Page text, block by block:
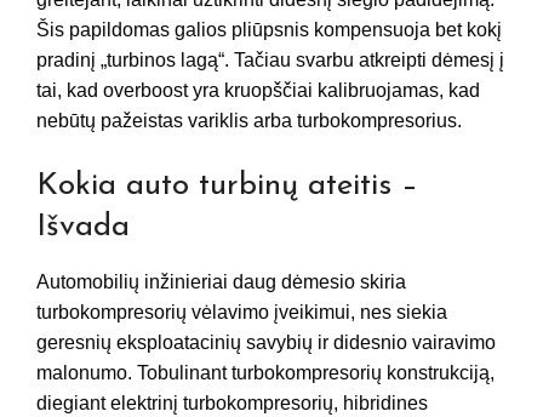
Šis papildomas galios pliūpsnis kompensuoja bet kokį
pradinį „turbinos lagą“. Tačiau svarbu atkreipti dėmesį į
tai, kad overboost yra kruopščiai kalibruojamas, kad
nebūtų pažeistas variklis arba turbokompresorius.
Kokia auto turbinų ateitis –
Išvada
Automobilių inžinieriai daug dėmesio skiria
turbokompresorių vėlavimo įveikimui, nes siekia
geresnių eksploatacinių savybių ir didesnio vairavimo
malonumo. Tobulinant turbokompresorių konstrukciją,
diegiant elektrinį turbokompresorių, hibridines